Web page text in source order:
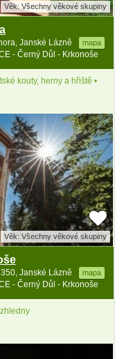
Věk: Všechny věkové skupiny
Janské Lázně mapa
- Černý Důl - Krkonoše
kouty, herny a hřiště •
Věk: Všechny věkové skupiny
Janské Lázně mapa
- Černý Důl - Krkonoše